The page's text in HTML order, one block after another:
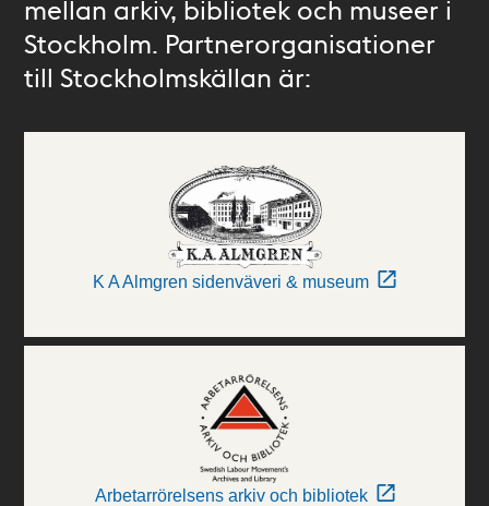
mellan arkiv, bibliotek och museer i
Stockholm. Partnerorganisationer
till Stockholmskällan är:
K A Almgren sidenväveri & museum
Arbetarrörelsens arkiv och bibliotek